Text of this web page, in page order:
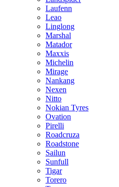
Laufenn
Leao
Linglong
Marshal
Matador
Maxxis
Michelin
Mirage
Nankang
Nexen
Nitto
Nokian Tyres
Ovation
Pirelli
Roadcruza
Roadstone
Sailun
Sunfull
Tigar
Torero